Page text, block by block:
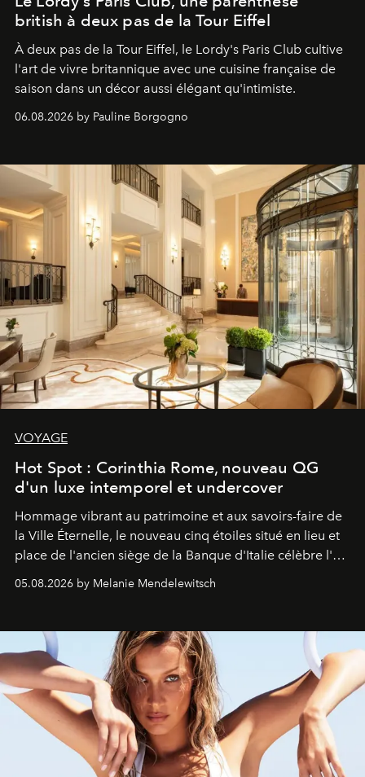
british à deux pas de la Tour Eiffel
À deux pas de la Tour Eiffel, le Lordy's Paris Club cultive
l'art de vivre britannique avec une cuisine française de
saison dans un décor aussi élégant qu'intimiste.
06.08.2026 by Pauline Borgogno
VOYAGE
Hot Spot : Corinthia Rome, nouveau QG
d'un luxe intemporel et undercover
Hommage vibrant au patrimoine et aux savoirs-faire de
la Ville Éternelle, le nouveau cinq étoiles situé en lieu et
place de l'ancien siège de la Banque d'Italie célèbre l'art
de vivre Romain dans toute son élégance intemporelle.
05.08.2026 by Melanie Mendelewitsch